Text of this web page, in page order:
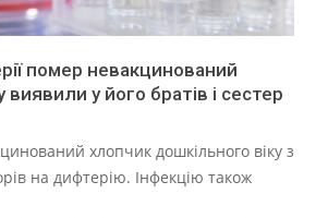
помер невакцинований
у його братів і сестер
хлопчик дошкільного віку з
на дифтерію. Інфекцію також